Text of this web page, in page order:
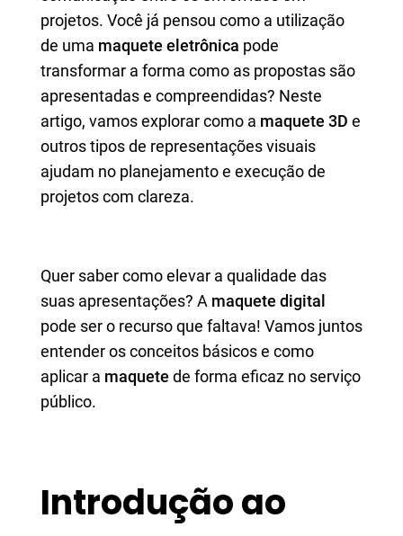
projetos. Você já pensou como a utilização
de uma maquete eletrônica pode
transformar a forma como as propostas são
apresentadas e compreendidas? Neste
artigo, vamos explorar como a maquete 3D e
outros tipos de representações visuais
ajudam no planejamento e execução de
projetos com clareza.
Quer saber como elevar a qualidade das
suas apresentações? A maquete digital
pode ser o recurso que faltava! Vamos juntos
entender os conceitos básicos e como
aplicar a maquete de forma eficaz no serviço
público.
Introdução ao